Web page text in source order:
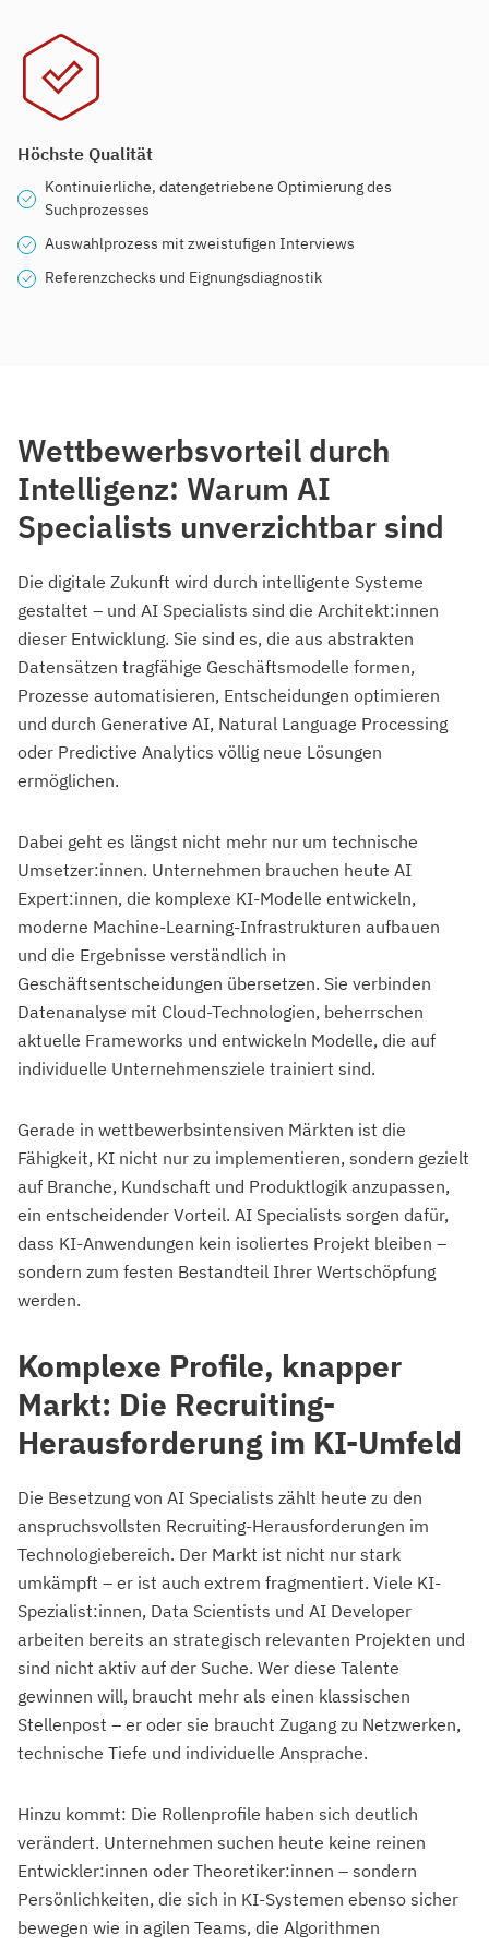
Höchste Qualität
Kontinuierliche, datengetriebene Optimierung des
Suchprozesses
Auswahlprozess mit zweistufigen Interviews
Referenzchecks und Eignungsdiagnostik
Wettbewerbsvorteil durch
Intelligenz: Warum AI
Specialists unverzichtbar sind
Die digitale Zukunft wird durch intelligente Systeme
gestaltet – und AI Specialists sind die Architekt:innen
dieser Entwicklung. Sie sind es, die aus abstrakten
Datensätzen tragfähige Geschäftsmodelle formen,
Prozesse automatisieren, Entscheidungen optimieren
und durch Generative AI, Natural Language Processing
oder Predictive Analytics völlig neue Lösungen
ermöglichen.
Dabei geht es längst nicht mehr nur um technische
Umsetzer:innen. Unternehmen brauchen heute AI
Expert:innen, die komplexe KI-Modelle entwickeln,
moderne Machine-Learning-Infrastrukturen aufbauen
und die Ergebnisse verständlich in
Geschäftsentscheidungen übersetzen. Sie verbinden
Datenanalyse mit Cloud-Technologien, beherrschen
aktuelle Frameworks und entwickeln Modelle, die auf
individuelle Unternehmensziele trainiert sind.
Gerade in wettbewerbsintensiven Märkten ist die
Fähigkeit, KI nicht nur zu implementieren, sondern gezielt
auf Branche, Kundschaft und Produktlogik anzupassen,
ein entscheidender Vorteil. AI Specialists sorgen dafür,
dass KI-Anwendungen kein isoliertes Projekt bleiben –
sondern zum festen Bestandteil Ihrer Wertschöpfung
werden.
Komplexe Profile, knapper
Markt: Die Recruiting-
Herausforderung im KI-Umfeld
Die Besetzung von AI Specialists zählt heute zu den
anspruchsvollsten Recruiting-Herausforderungen im
Technologiebereich. Der Markt ist nicht nur stark
umkämpft – er ist auch extrem fragmentiert. Viele KI-
Spezialist:innen, Data Scientists und AI Developer
arbeiten bereits an strategisch relevanten Projekten und
sind nicht aktiv auf der Suche. Wer diese Talente
gewinnen will, braucht mehr als einen klassischen
Stellenpost – er oder sie braucht Zugang zu Netzwerken,
technische Tiefe und individuelle Ansprache.
Hinzu kommt: Die Rollenprofile haben sich deutlich
verändert. Unternehmen suchen heute keine reinen
Entwickler:innen oder Theoretiker:innen – sondern
Persönlichkeiten, die sich in KI-Systemen ebenso sicher
bewegen wie in agilen Teams, die Algorithmen